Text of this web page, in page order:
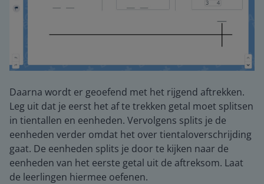
Daarna wordt er geoefend met het rijgend aftrekken.
Leg uit dat je eerst het af te trekken getal moet splitsen
in tientallen en eenheden. Vervolgens splits je de
eenheden verder omdat het over tientaloverschrijding
gaat. De eenheden splits je door te kijken naar de
eenheden van het eerste getal uit de aftreksom. Laat
de leerlingen hiermee oefenen.